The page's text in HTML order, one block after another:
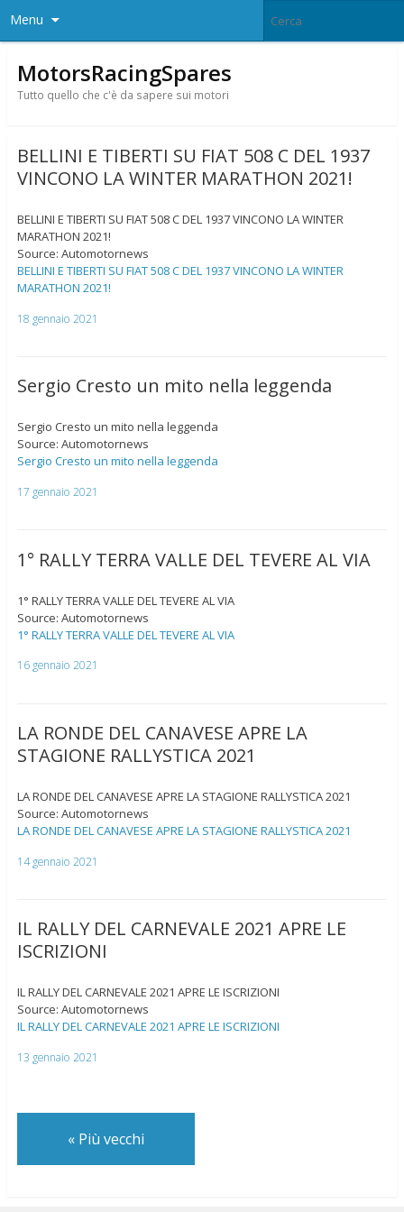
Menu
MotorsRacingSpares
Tutto quello che c'è da sapere sui motori
BELLINI E TIBERTI SU FIAT 508 C DEL 1937
VINCONO LA WINTER MARATHON 2021!
BELLINI E TIBERTI SU FIAT 508 C DEL 1937 VINCONO LA WINTER
MARATHON 2021!
Source: Automotornews
BELLINI E TIBERTI SU FIAT 508 C DEL 1937 VINCONO LA WINTER
MARATHON 2021!
18 gennaio 2021
Sergio Cresto un mito nella leggenda
Sergio Cresto un mito nella leggenda
Source: Automotornews
Sergio Cresto un mito nella leggenda
17 gennaio 2021
1° RALLY TERRA VALLE DEL TEVERE AL VIA
1° RALLY TERRA VALLE DEL TEVERE AL VIA
Source: Automotornews
1° RALLY TERRA VALLE DEL TEVERE AL VIA
16 gennaio 2021
LA RONDE DEL CANAVESE APRE LA
STAGIONE RALLYSTICA 2021
LA RONDE DEL CANAVESE APRE LA STAGIONE RALLYSTICA 2021
Source: Automotornews
LA RONDE DEL CANAVESE APRE LA STAGIONE RALLYSTICA 2021
14 gennaio 2021
IL RALLY DEL CARNEVALE 2021 APRE LE
ISCRIZIONI
IL RALLY DEL CARNEVALE 2021 APRE LE ISCRIZIONI
Source: Automotornews
IL RALLY DEL CARNEVALE 2021 APRE LE ISCRIZIONI
13 gennaio 2021
«Più vecchi